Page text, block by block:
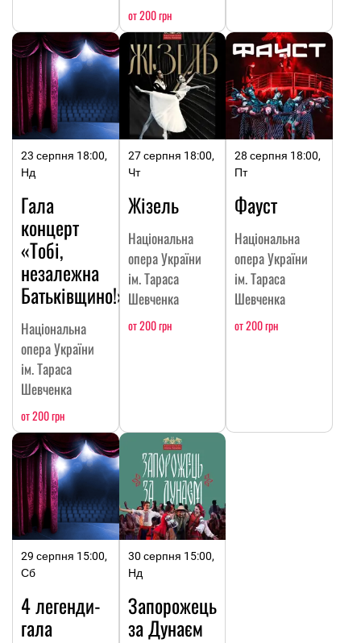
от 200 грн
23 серпня 18:00,
Нд
Гала
концерт
«Тобі,
незалежна
Батьківщино!»
Національна
опера України
ім. Тараса
Шевченка
от 200 грн
27 серпня 18:00,
Чт
Жізель
Національна
опера України
ім. Тараса
Шевченка
от 200 грн
28 серпня 18:00,
Пт
Фауст
Національна
опера України
ім. Тараса
Шевченка
от 200 грн
29 серпня 15:00,
Сб
4 легенди-
гала
30 серпня 15:00,
Нд
Запорожець
за Дунаєм